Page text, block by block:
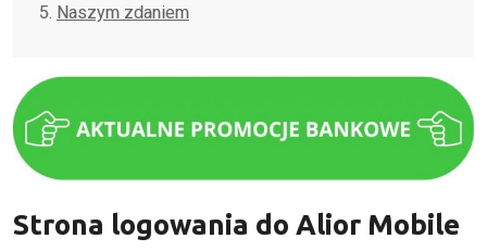
Naszym zdaniem
Strona logowania do Alior Mobile